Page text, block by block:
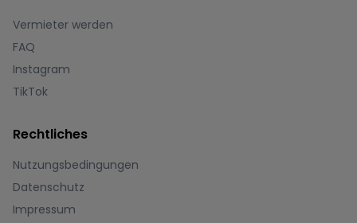
Vermieter werden
FAQ
Instagram
TikTok
Rechtliches
Nutzungsbedingungen
Datenschutz
Impressum